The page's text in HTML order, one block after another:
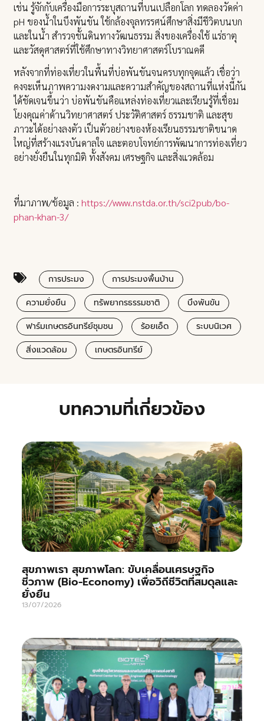
เช่น รู้จักกับเครื่องมือการระบุสถานที่บนเปลือกโลก ทดลองวัดค่า
pH ของน้ำในบึงพันขัน ใช้กล้องจุลทรรศน์ศึกษาสิ่งมีชีวิตบนบก
และในน้ำ สำรวจชั้นดินทางวัฒนธรรม สิ่งของเครื่องใช้ แร่ธาตุ
และวัสดุศาสตร์ที่ใช้ศึกษาทางวิทยาศาสตร์โบราณคดี
หลังจากที่ท่องเที่ยวในพื้นที่บ่อพันขันจนครบทุกจุดแล้ว เชื่อว่า
คงจะเห็นภาพความงดงามและความสำคัญของสถานที่แห่งนี้กัน
ได้ชัดเจนขึ้นว่า บ่อพันขันคือแหล่งท่องเที่ยวและเรียนรู้ที่เชื่อม
โยงคุณค่าด้านวิทยาศาสตร์ ประวัติศาสตร์ ธรรมชาติ และสุข
ภาวะได้อย่างลงตัว เป็นตัวอย่างของห้องเรียนธรรมชาติขนาด
ใหญ่ที่สร้างแรงบันดาลใจ และตอบโจทย์การพัฒนาการท่องเที่ยว
อย่างยั่งยืนในทุกมิติ ทั้งสังคม เศรษฐกิจ และสิ่งแวดล้อม
ที่มาภาพ/ข้อมูล :https://www.nstda.or.th/sci2pub/bo-
phan-khan-3/
การประมง
การประมงพื้นบ้าน
ความยั่งยืน
ทรัพยากรธรรมชาติ
บึงพันขัน
ฟาร์มเกษตรอินทรีย์ชุมชน
ร้อยเอ็ด
ระบบนิเวศ
สิ่งแวดล้อม
เกษตรอินทรีย์
บทความที่เกี่ยวข้อง
สุขภาพเรา สุขภาพโลก: ขับเคลื่อนเศรษฐกิจ
ชีวภาพ (Bio-Economy) เพื่อวิถีชีวิตที่สมดุลและ
ยั่งยืน
13/07/2026